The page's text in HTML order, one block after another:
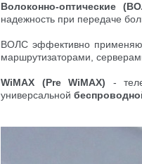
Волоконно-оптические
надежность при передаче
ВОЛС эффективно
маршрутизаторами,
WiMAX (Pre WiMAX) -
универсальной